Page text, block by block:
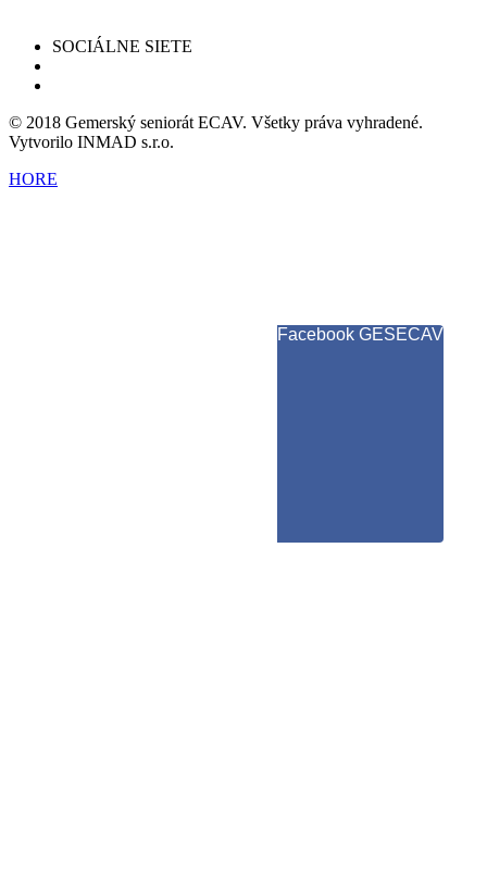
SOCIÁLNE SIETE
© 2018 Gemerský seniorát ECAV. Všetky práva vyhradené.
Vytvorilo INMAD s.r.o.
HORE
Facebook GESECAV